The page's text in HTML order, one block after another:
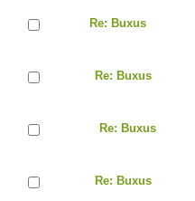
Re: Buxus
Re: Buxus
Re: Buxus
Re: Buxus